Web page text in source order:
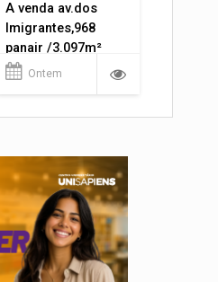
A venda av.dos
Imigrantes,968
panair /3.097m²
Ontem